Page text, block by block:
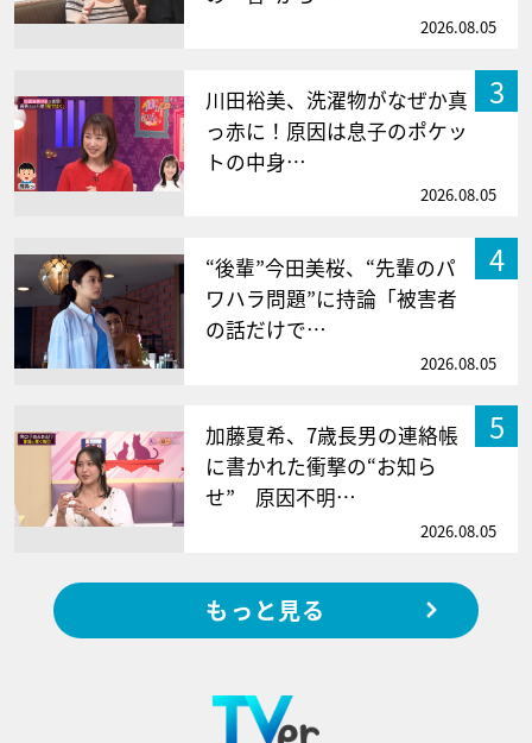
2026.08.05
3
川田裕美、洗濯物がなぜか真
っ赤に！原因は息子のポケッ
トの中身…
2026.08.05
4
“後輩”今田美桜、“先輩のパ
ワハラ問題”に持論「被害者
の話だけで…
2026.08.05
5
加藤夏希、7歳長男の連絡帳
に書かれた衝撃の“お知ら
せ” 原因不明…
2026.08.05
もっと見る